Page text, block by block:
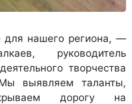
для нашего региона, —
руководитель
творчества
выявляем таланты,
дорогу на